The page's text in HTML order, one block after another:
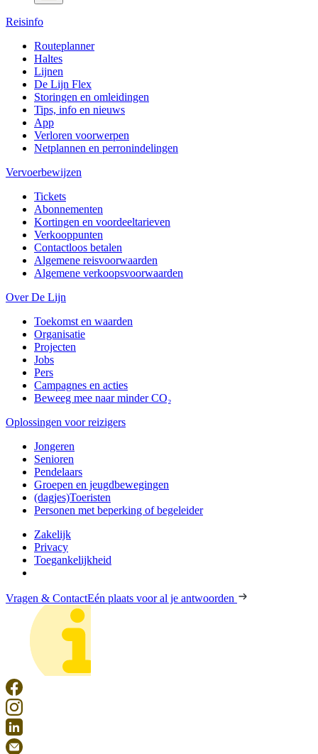
Reisinfo
Routeplanner
Haltes
Lijnen
De Lijn Flex
Storingen en omleidingen
Tips, info en nieuws
App
Verloren voorwerpen
Netplannen en perronindelingen
Vervoerbewijzen
Tickets
Abonnementen
Kortingen en voordeeltarieven
Verkooppunten
Contactloos betalen
Algemene reisvoorwaarden
Algemene verkoopsvoorwaarden
Over De Lijn
Toekomst en waarden
Organisatie
Projecten
Jobs
Pers
Campagnes en acties
Beweeg mee naar minder CO₂
Oplossingen voor reizigers
Jongeren
Senioren
Pendelaars
Groepen en jeugdbewegingen
(dagjes)Toeristen
Personen met beperking of begeleider
Zakelijk
Privacy
Toegankelijkheid
Vragen & ContactEén plaats voor al je antwoorden